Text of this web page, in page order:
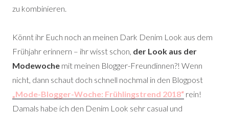
zu kombinieren.
Könnt ihr Euch noch an meinen Dark Denim Look aus dem
Frühjahr erinnern – ihr wisst schon, der Look aus der
Modewoche mit meinen Blogger-Freundinnen?! Wenn
nicht, dann schaut doch schnell nochmal in den Blogpost
„Mode-Blogger-Woche: Frühlingstrend 2018“ rein!
Damals habe ich den Denim Look sehr casual und